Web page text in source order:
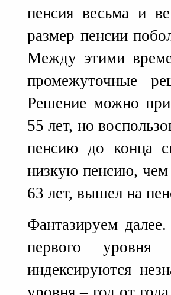
пенсия весьма и
размер пенсии
Между этими
промежуточные
Решение можно
55 лет, но
пенсию до конца
низкую пенсию, чем
63 лет, вышел на
Фантазируем
первого уровня
индексируются